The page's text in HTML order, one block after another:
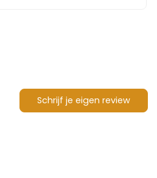
Schrijf je eigen review